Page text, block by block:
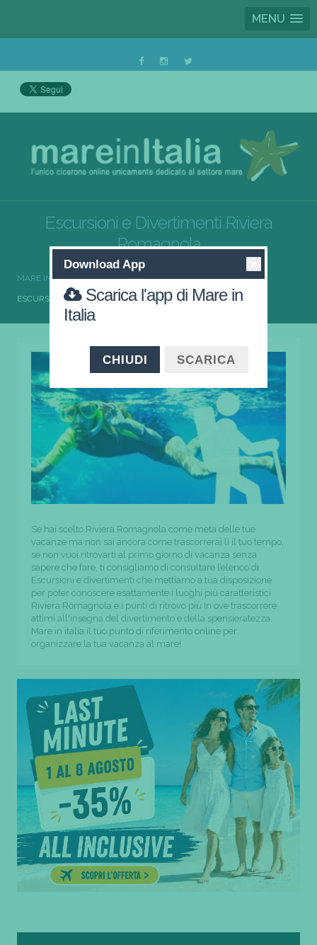
MENU
Escursioni e Divertimenti Riviera
Romagnola
MARE IN ITALIA ESCURSIONI E DIVERTIMENTI
ESCURSIONI E DIVERTIMENTI RIVIERA ROMAGNOLA
Se hai scelto Riviera Romagnola come meta delle tue
vacanze ma non sai ancora come trascorrerai lì il tuo tempo,
se non vuoi ritrovarti al primo giorno di vacanza senza
sapere che fare, ti consigliamo di consultare l’elenco di
Escursioni e divertimenti che mettiamo a tua disposizione
per poter conoscere esattamente i luoghi più caratteristici
Riviera Romagnola e i punti di ritrovo più In ove trascorrere
attimi all'insegna del divertimento e della spensieratezza.
Mare in italia il tuo punto di riferimento online per
organizzare la tua vacanza al mare!
Download App
Scarica l'app di Mare in
Italia
CHIUDI SCARICA